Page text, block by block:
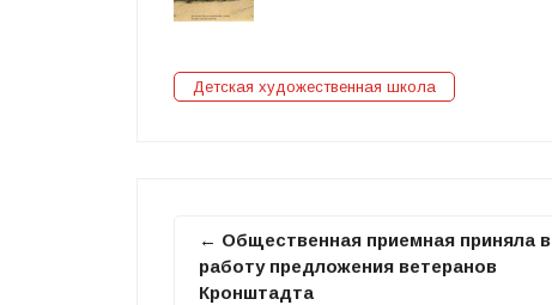
Детская художественная школа
← Общественная приемная приняла в
работу предложения ветеранов
Кронштадта